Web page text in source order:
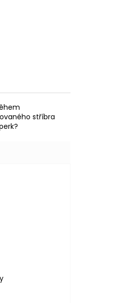
stříbra
5 hvězdiček.
5 hvězdiček.